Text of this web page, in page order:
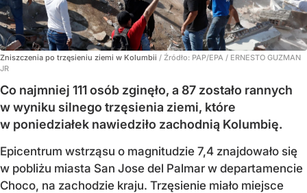
Zniszczenia po trzęsieniu ziemi w Kolumbii / Źródło: PAP/EPA / ERNESTO GUZMAN
JR
Co najmniej 111 osób zginęło, a 87 zostało rannych
w wyniku silnego trzęsienia ziemi, które
w poniedziałek nawiedziło zachodnią Kolumbię.
Epicentrum wstrząsu o magnitudzie 7,4 znajdowało się
w pobliżu miasta San Jose del Palmar w departamencie
Choco, na zachodzie kraju. Trzęsienie miało miejsce